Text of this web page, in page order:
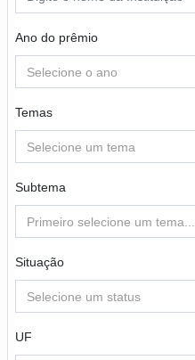
Ano do prêmio
Selecione o ano
Temas
Selecione um tema
Subtema
Primeiro selecione um tema...
Situação
Selecione um status
UF